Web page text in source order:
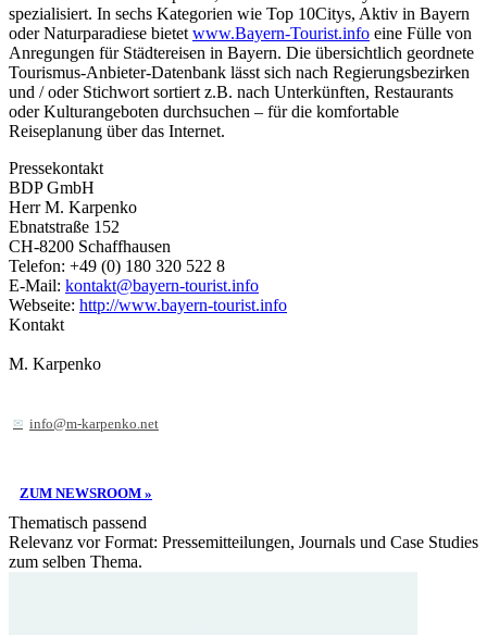
spezialisiert. In sechs Kategorien wie Top 10Citys, Aktiv in Bayern
oder Naturparadiese bietet www.Bayern-Tourist.info eine Fülle von
Anregungen für Städtereisen in Bayern. Die übersichtlich geordnete
Tourismus-Anbieter-Datenbank lässt sich nach Regierungsbezirken
und / oder Stichwort sortiert z.B. nach Unterkünften, Restaurants
oder Kulturangeboten durchsuchen – für die komfortable
Reiseplanung über das Internet.
Pressekontakt
BDP GmbH
Herr M. Karpenko
Ebnatstraße 152
CH-8200 Schaffhausen
Telefon: +49 (0) 180 320 522 8
E-Mail: kontakt@bayern-tourist.info
Webseite: http://www.bayern-tourist.info
Kontakt
M. Karpenko
info@m-karpenko.net
ZUM NEWSROOM »
Thematisch passend
Relevanz vor Format: Pressemitteilungen, Journals und Case Studies
zum selben Thema.